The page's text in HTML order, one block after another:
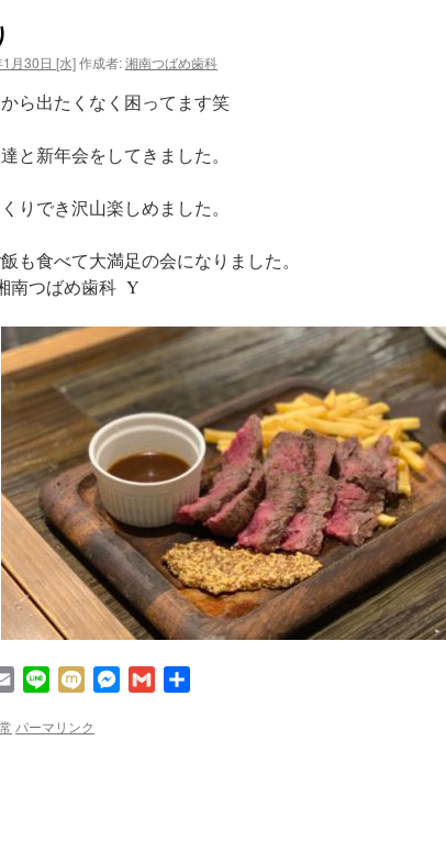
月30日 [水]作成者:湘南つばめ歯科
ら出たくなく困ってます笑
と新年会をしてきました。
りでき沢山楽しめました。
いご飯も食べて大満足の会に
め歯科 Y
Email Line Mixi Messenger
Gmail
パーマリンク